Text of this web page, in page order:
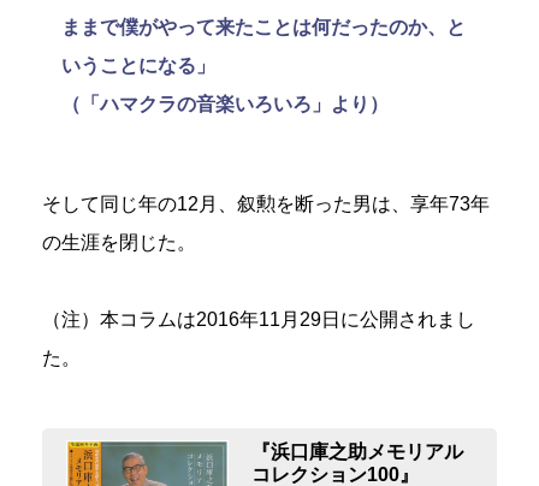
ままで僕がやって来たことは何だったのか、と
いうことになる」
（「ハマクラの音楽いろいろ」より）
そして同じ年の12月、叙勲を断った男は、享年73年
の生涯を閉じた。
（注）本コラムは2016年11月29日に公開されまし
た。
『浜口庫之助メモリアル
コレクション100』